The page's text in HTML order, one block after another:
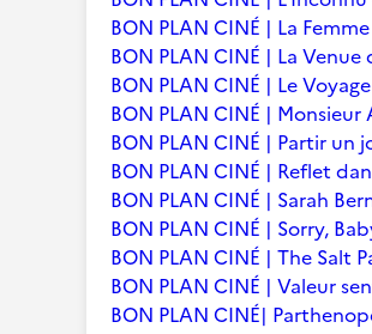
BON PLAN CINÉ | La
BON PLAN CINÉ | La
BON PLAN CINÉ | Le
BON PLAN CINÉ | Monsieur
BON PLAN CINÉ | Partir un
BON PLAN CINÉ | Reflet
BON PLAN CINÉ | Sarah
BON PLAN CINÉ | Sorry,
BON PLAN CINÉ | The Salt
BON PLAN CINÉ | Valeur
BON PLAN CINÉ|